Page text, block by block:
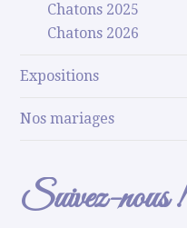
Chatons 2025
Chatons 2026
Expositions
Nos mariages
Suivez-nous !